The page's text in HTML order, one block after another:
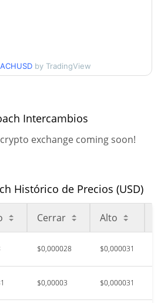
$0,000038062256
$0,000027808316 /
$0,000036420899
$0,000038062256
$0,00012928
77.90%
by TradingView
Intercambios
exchange coming soon!
Histórico de Precios (USD)
Cerrar Alto
$0,000028 $0,000031
$0,00003 $0,000031